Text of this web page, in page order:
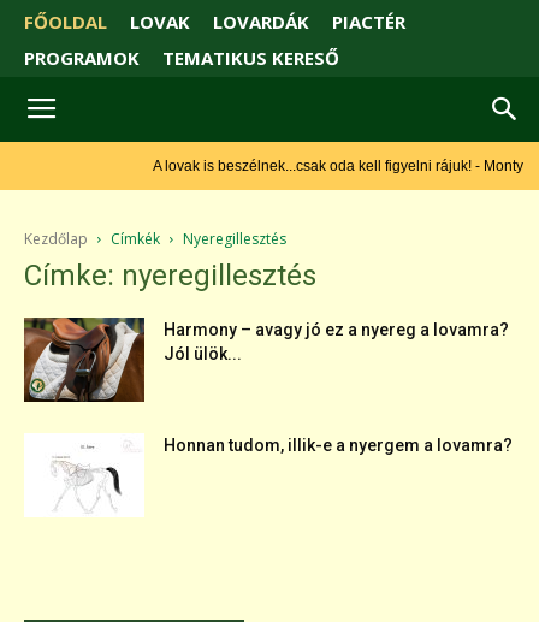
FŐOLDAL LOVAK LOVARDÁK
PIACTÉR
PROGRAMOK
TEMATIKUS KERESŐ
A lovak is beszélnek...csak oda kell figyelni rájuk! - Monty
Kezdőlap Címkék Nyeregillesztés
Címke: nyeregillesztés
Harmony – avagy jó ez a nyereg a lovamra?
Jól ülök...
Honnan tudom, illik-e a nyergem a lovamra?